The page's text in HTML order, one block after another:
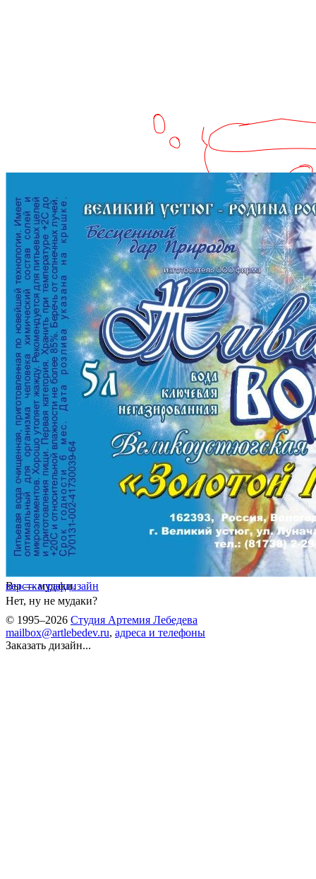
Вы — мудаки.
Нет, ну не мудаки?
версткаграфдизайн
© 1995–2026 Студия Артемия Лебедева
mailbox@artlebedev.ru, адреса и телефоны
Заказать дизайн...